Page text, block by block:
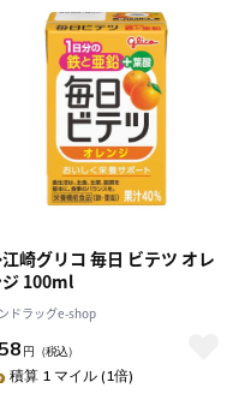
崎グリコ 毎日 ビテツ オレ
100ml
ドラッグe-shop
円 （税込）
積算 1 マイル (1倍)